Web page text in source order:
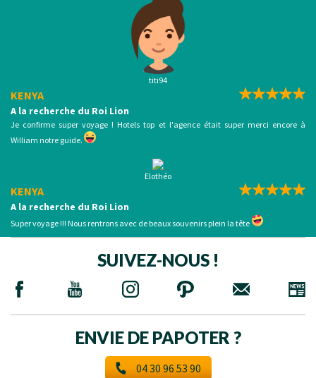
titi94
KENYA
A la recherche du Roi Lion
Je confirme super voyage ! Hotels top et l'agence était super merci encore à
William notre guide.
Elothéo
KENYA
A la recherche du Roi Lion
Super voyage !!! Nous rentrons avec de beaux souvenirs plein la tête
SUIVEZ-NOUS !
ENVIE DE PAPOTER ?
04 30 96 53 90